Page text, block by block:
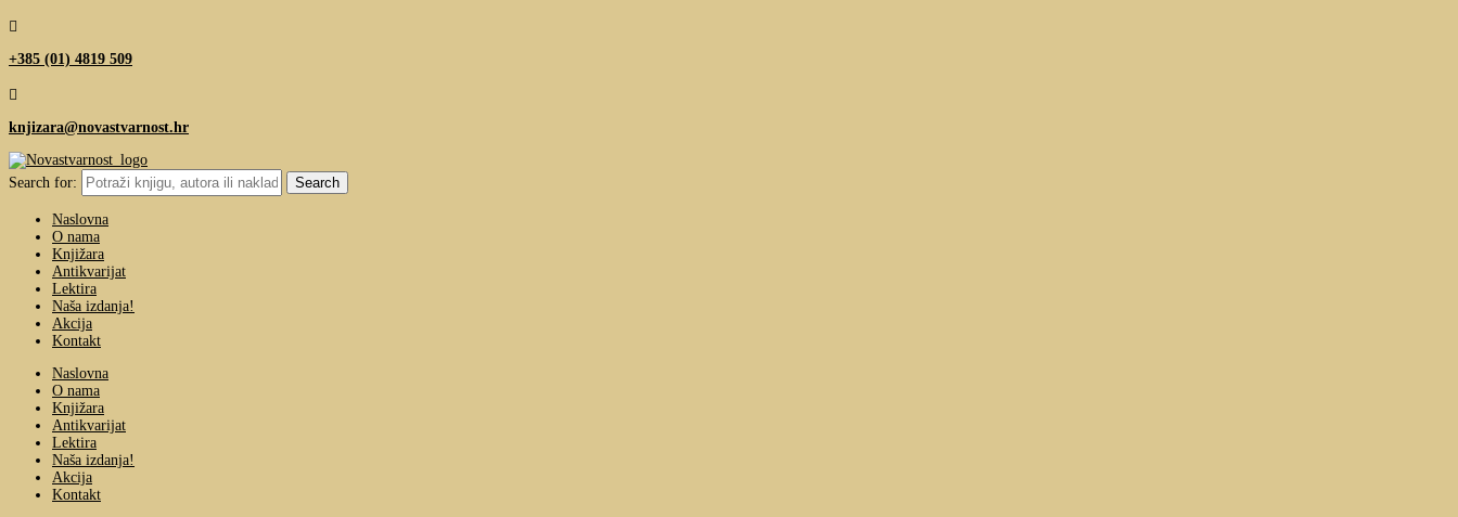

+385 (01) 4819 509

knjizara@novastvarnost.hr
Search for:
Naslovna
O nama
Knjižara
Antikvarijat
Lektira
Naša izdanja!
Akcija
Kontakt
Naslovna
O nama
Knjižara
Antikvarijat
Lektira
Naša izdanja!
Akcija
Kontakt